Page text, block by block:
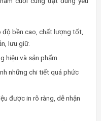
độ bền cao, chất lượng tốt,
lưu giữ.
hiệu và sản phẩm.
những chi tiết quá phức
được in rõ ràng, dễ nhận